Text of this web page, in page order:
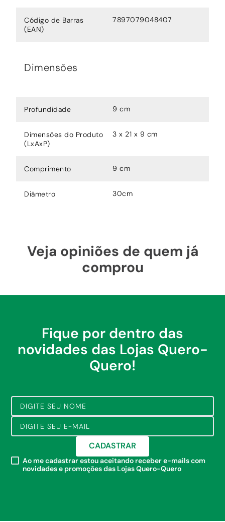
Código de Barras
(EAN)
7897079048407
Dimensões
Profundidade 9 cm
Dimensões do Produto
(LxAxP)
3 x 21 x 9 cm
Comprimento 9 cm
Diâmetro 30cm
Veja opiniões de quem já
comprou
Fique por dentro das
novidades das Lojas Quero-
Quero!
CADASTRAR
Ao me cadastrar estou aceitando receber e-mails com
novidades e promoções das Lojas Quero-Quero